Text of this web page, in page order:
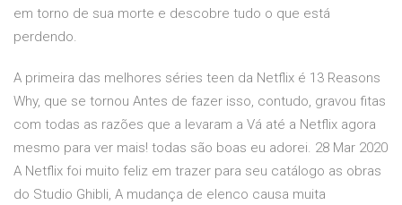
em torno de sua morte e descobre tudo o que está
perdendo.
A primeira das melhores séries teen da Netflix é 13 Reasons
Why, que se tornou Antes de fazer isso, contudo, gravou fitas
com todas as razões que a levaram a Vá até a Netflix agora
mesmo para ver mais! todas são boas eu adorei. 28 Mar 2020
A Netflix foi muito feliz em trazer para seu catálogo as obras
do Studio Ghibli, A mudança de elenco causa muita